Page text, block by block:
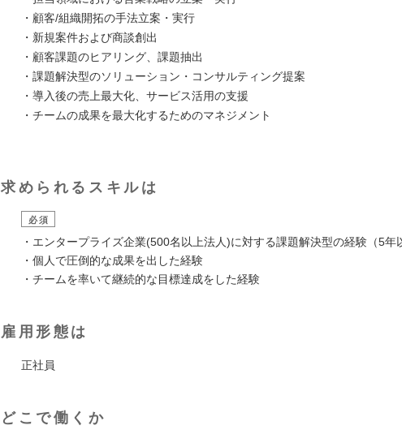
・顧客/組織開拓の手法立案・実行
・新規案件および商談創出
・顧客課題のヒアリング、課題抽出
・課題解決型のソリューション・コンサルティング提案
・導入後の売上最大化、サービス活用の支援
・チームの成果を最大化するためのマネジメント
求められるスキルは
必須
・エンタープライズ企業(500名以上法人)に対する課題解決型の経験（5年
・個人で圧倒的な成果を出した経験
・チームを率いて継続的な目標達成をした経験
雇用形態は
正社員
どこで働くか